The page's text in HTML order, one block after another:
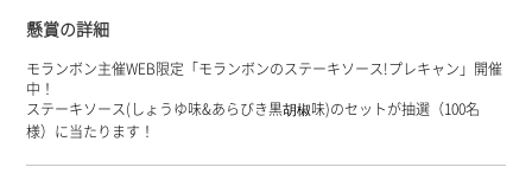
懸賞の詳細
モランボン主催WEB限定「モランボンのステーキソース!プレキャン」開催
中！
ステーキソース(しょうゆ味&あらびき黒胡椒味)のセットが抽選（100名
様）に当たります！